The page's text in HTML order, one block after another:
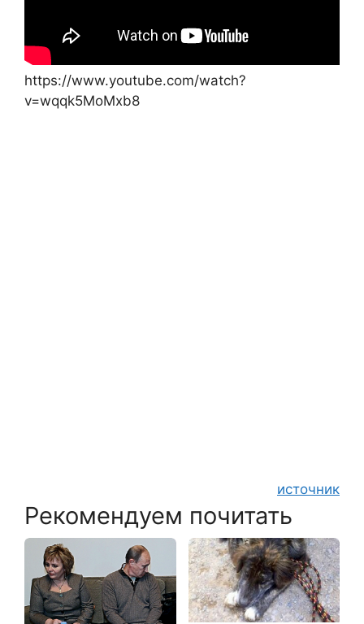
https://www.youtube.com/watch?
v=wqqk5MoMxb8
источник
Рекомендуем почитать